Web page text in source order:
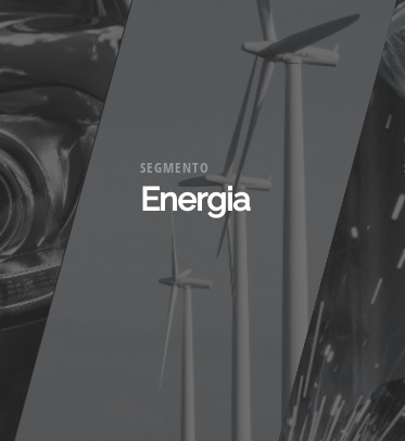
SEGMENTO
Energia